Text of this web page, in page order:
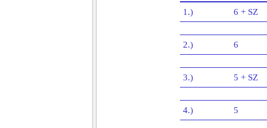
1.) 6 + SZ
2.) 6
3.) 5 + SZ
4.) 5